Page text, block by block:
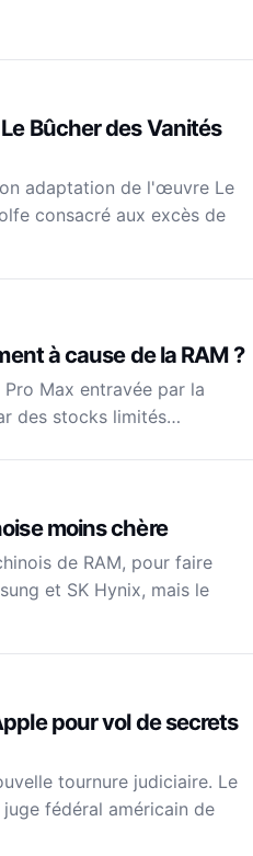
Bûcher des Vanités
adaptation de l'œuvre Le
consacré aux excès de
à cause de la RAM ?
Max entravée par la
des stocks limités…
moins chère
de RAM, pour faire
et SK Hynix, mais le
pour vol de secrets
tournure judiciaire. Le
fédéral américain de